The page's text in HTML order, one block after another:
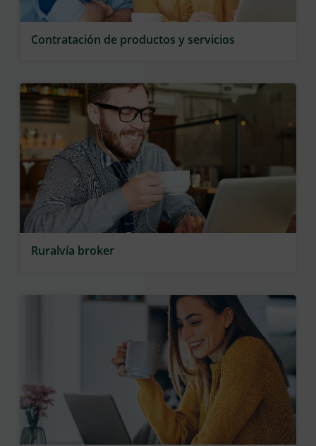
Contratación de productos y servicios
Ruralvía broker